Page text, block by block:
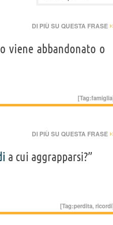
DI PIÙ SU QUESTA FRASE
viene abbandonato o
[Tag:famiglia
DI PIÙ SU QUESTA FRASE
a cui aggrapparsi?”
[Tag:perdita,ricordi